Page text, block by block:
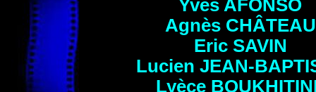
Yves AFONSO
Agnès CHÂTEAU
Eric SAVIN
Lucien JEAN-
Lyèce